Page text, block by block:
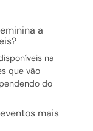
na
que vão
do